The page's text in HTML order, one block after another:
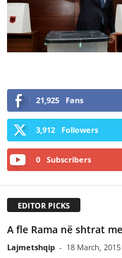
21,925 Fans
3,912 Followers
0 Subscribers
EDITOR PICKS
A fle Rama në shtrat
Lajmetshqip - 18 March, 2015